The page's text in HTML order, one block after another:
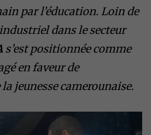
par l’éducation. Loin de
dans le secteur
s’est positionnée comme
en faveur de
jeunesse camerounaise.